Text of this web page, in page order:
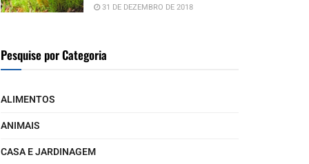
31 DE DEZEMBRO DE 2018
Pesquise por Categoria
ALIMENTOS
ANIMAIS
CASA E JARDINAGEM